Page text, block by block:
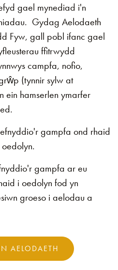
gael mynediad i'n
Gydag Aelodaeth
Fyw, gall pobl ifanc gael
ffitrwydd
campfa, nofio,
(tynnir sylw at
hamserlen ymarfer
gampfa ond rhaid
gampfa ar eu
i oedolyn fod yn
groeso i aelodau a
AELODAETH